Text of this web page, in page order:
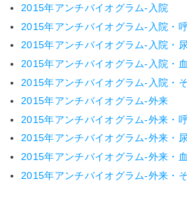
2015年アンチバイオグラム-入院
2015年アンチバイオグラム-入院・
2015年アンチバイオグラム-入院・
2015年アンチバイオグラム-入院・
2015年アンチバイオグラム-入院・
2015年アンチバイオグラム-外来
2015年アンチバイオグラム-外来・
2015年アンチバイオグラム-外来・
2015年アンチバイオグラム-外来・
2015年アンチバイオグラム-外来・